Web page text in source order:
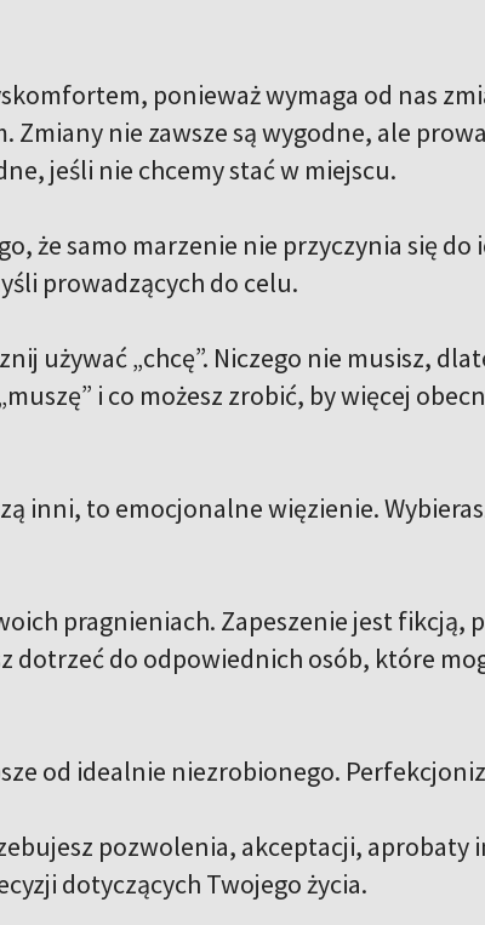
ponieważ wymaga od nas
nie zawsze są wygodne, ale
jeśli nie chcemy stać w miejscu.
że samo marzenie nie przyczynia się do
prowadzących do celu.
używać „chcę”. Niczego nie musisz,
i co możesz zrobić, by więcej
inni, to emocjonalne więzienie.
pragnieniach. Zapeszenie jest fikcją,
dotrzeć do odpowiednich osób, które
od idealnie niezrobionego.
pozwolenia, akceptacji, aprobaty
dotyczących Twojego życia.